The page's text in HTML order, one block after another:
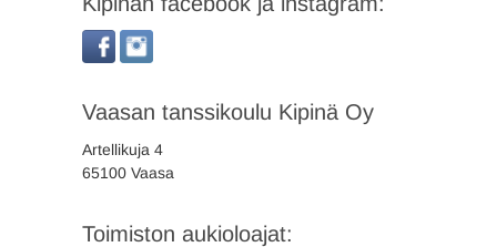
Vaasan tanssikoulu Kipinä Oy
Artellikuja 4
65100 Vaasa
Toimiston aukioloajat: